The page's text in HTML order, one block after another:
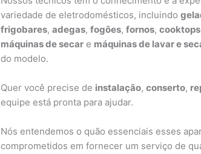
variedade de eletrodomésticos, incluindo
frigobares,adegas,fogões,fornos,cooktops
máquinas de secar e máquinas de lavar e
do modelo.
Quer você precise de instalação,conserto,
equipe está pronta para ajudar.
Nós entendemos o quão essenciais esses
comprometidos em fornecer um serviço de